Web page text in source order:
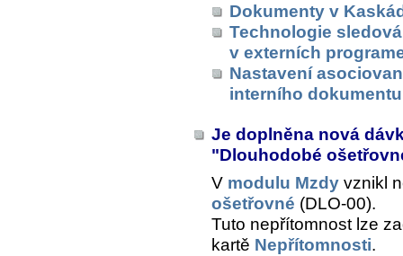
Dokumenty v
Technologie
v externích
Nastavení
interního dokumentu
Je doplněna nová
"Dlouhodobé
V modulu Mzdy vznikl
ošetřovné (DLO-00).
Tuto nepřítomnost lze
kartě Nepřítomnosti.